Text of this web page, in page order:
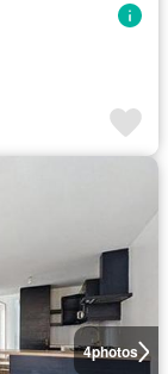
4photos